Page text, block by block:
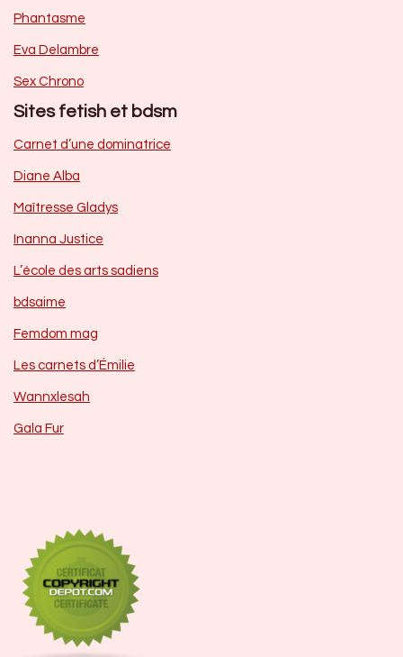
Phantasme
Eva Delambre
Sex Chrono
Sites fetish et bdsm
Carnet d’une dominatrice
Diane Alba
Maîtresse Gladys
Inanna Justice
L’école des arts sadiens
bdsaime
Femdom mag
Les carnets d’Émilie
Wannxlesah
Gala Fur